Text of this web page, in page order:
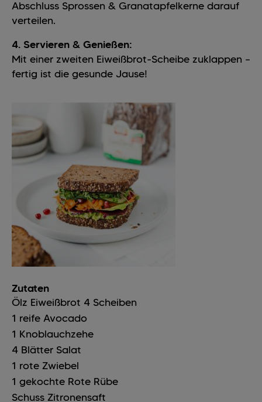
Abschluss Sprossen & Granatapfelkerne darauf
verteilen.
4. Servieren & Genießen:
Mit einer zweiten Eiweißbrot-Scheibe zuklappen –
fertig ist die gesunde Jause!
Zutaten
Ölz Eiweißbrot 4 Scheiben
1 reife Avocado
1 Knoblauchzehe
4 Blätter Salat
1 rote Zwiebel
1 gekochte Rote Rübe
Schuss Zitronensaft